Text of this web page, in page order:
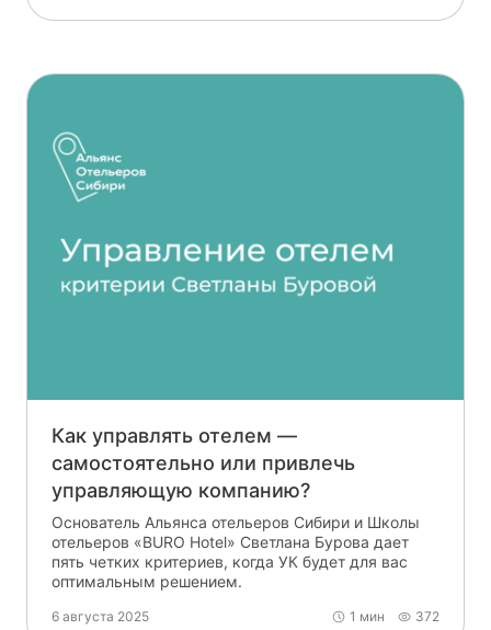
Как управлять отелем —
самостоятельно или привлечь
управляющую компанию?
Основатель Альянса отельеров Сибири и Школы
отельеров «BURO Hotel» Светлана Бурова дает
пять четких критериев, когда УК будет для вас
оптимальным решением.
6 августа 2025 1 мин 372